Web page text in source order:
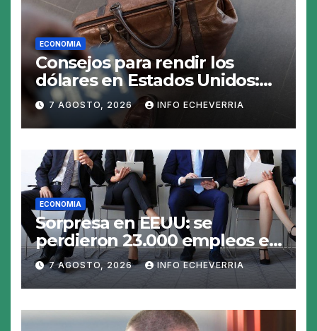
ECONOMIA
Consejos para rendir los
dólares en Estados Unidos:
claves para no gastar de más
en el viaje
7 AGOSTO, 2026 INFO ECHEVERRIA
ECONOMIA
Sorpresa en EEUU: se
perdieron 23.000 empleos en
julio y el mercado recalcula
las perspectivas para las
tasas
7 AGOSTO, 2026 INFO ECHEVERRIA